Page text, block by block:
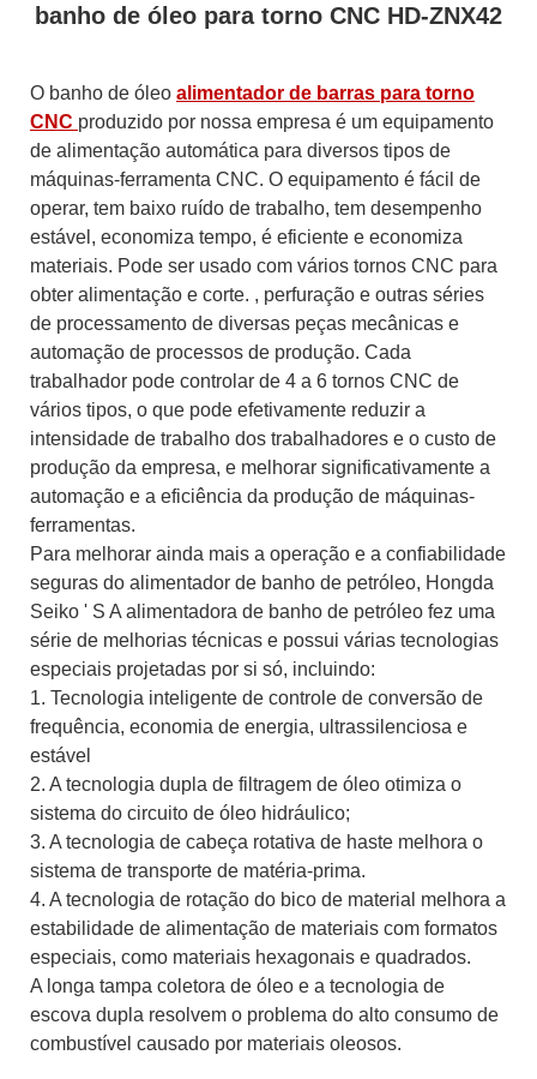
banho de óleo para torno CNC HD-ZNX42
O banho de óleo alimentador de barras para torno
CNC produzido por nossa empresa é um equipamento
de alimentação automática para diversos tipos de
máquinas-ferramenta CNC. O equipamento é fácil de
operar, tem baixo ruído de trabalho, tem desempenho
estável, economiza tempo, é eficiente e economiza
materiais. Pode ser usado com vários tornos CNC para
obter alimentação e corte. , perfuração e outras séries
de processamento de diversas peças mecânicas e
automação de processos de produção. Cada
trabalhador pode controlar de 4 a 6 tornos CNC de
vários tipos, o que pode efetivamente reduzir a
intensidade de trabalho dos trabalhadores e o custo de
produção da empresa, e melhorar significativamente a
automação e a eficiência da produção de máquinas-
ferramentas.
Para melhorar ainda mais a operação e a confiabilidade
seguras do alimentador de banho de petróleo, Hongda
Seiko ' S A alimentadora de banho de petróleo fez uma
série de melhorias técnicas e possui várias tecnologias
especiais projetadas por si só, incluindo:
1. Tecnologia inteligente de controle de conversão de
frequência, economia de energia, ultrassilenciosa e
estável
2. A tecnologia dupla de filtragem de óleo otimiza o
sistema do circuito de óleo hidráulico;
3. A tecnologia de cabeça rotativa de haste melhora o
sistema de transporte de matéria-prima.
4. A tecnologia de rotação do bico de material melhora a
estabilidade de alimentação de materiais com formatos
especiais, como materiais hexagonais e quadrados.
A longa tampa coletora de óleo e a tecnologia de
escova dupla resolvem o problema do alto consumo de
combustível causado por materiais oleosos.